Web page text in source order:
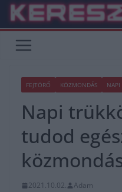
Skip
content
FEJTÖRŐ KÖZMONDÁS NAPI
Napi
tudod
2021.10.02.
Adam